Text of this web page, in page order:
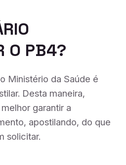
O PB4?
Ministério da Saúde é
Desta maneira,
garantir a
apostilando, do que
solicitar.